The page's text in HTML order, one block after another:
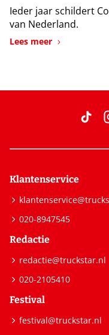
Ieder jaar schildert
van Nederland.
Lees meer
Klantenservice
020-8947545
Redactie
redactie@truckstar.nl
020-2105410
Festival
festival@truckstar.nl